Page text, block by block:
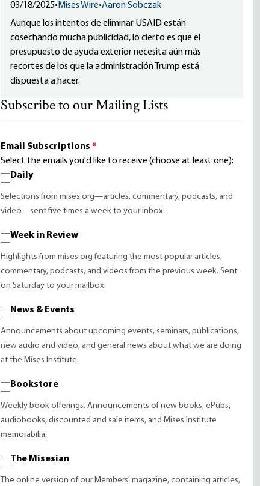
03/18/2025• Mises Wire•Aaron Sobczak
Aunque los intentos de eliminar USAID están
cosechando mucha publicidad, lo cierto es que el
presupuesto de ayuda exterior necesita aún más
recortes de los que la administración Trump está
dispuesta a hacer.
Subscribe to our Mailing Lists
Email Subscriptions *
Select the emails you'd like to receive (choose at least one):
Daily
Selections from mises.org—articles, commentary, podcasts, and
video—sent five times a week to your inbox.
Week in Review
Highlights from mises.org featuring the most popular articles,
commentary, podcasts, and videos from the previous week. Sent
on Saturday to your mailbox.
News & Events
Announcements about upcoming events, seminars, publications,
new audio and video, and general news about what we are doing
at the Mises Institute.
Bookstore
Weekly book offerings. Announcements of new books, ePubs,
audiobooks, discounted and sale items, and Mises Institute
memorabilia.
The Misesian
The online version of our Members' magazine, containing articles,